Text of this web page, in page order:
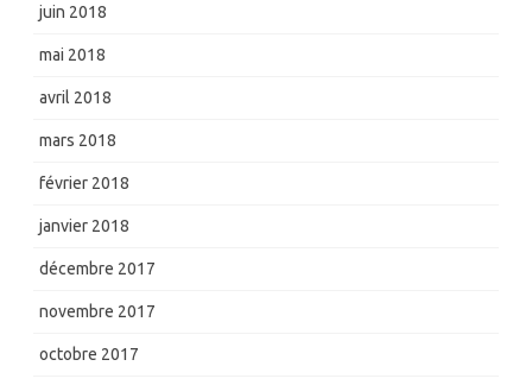
juin 2018
mai 2018
avril 2018
mars 2018
février 2018
janvier 2018
décembre 2017
novembre 2017
octobre 2017